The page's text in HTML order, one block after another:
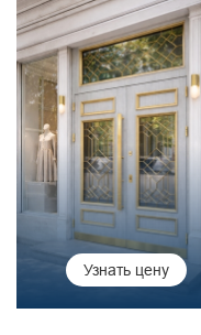
Узнать цену